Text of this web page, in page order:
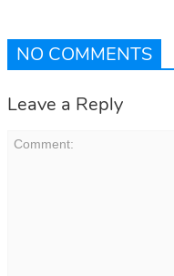
NO COMMENTS
Leave a Reply